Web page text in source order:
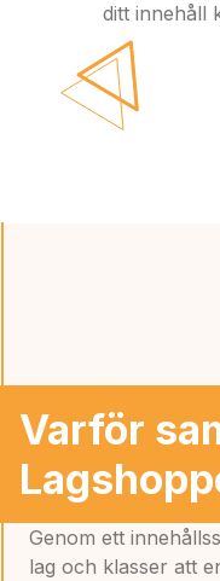
ditt innehåll
Varför
Genom ett
lag och klasser att